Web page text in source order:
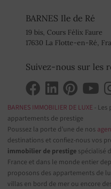
BARNES Ile de Ré
19 bis, Cours Félix Faure
17630 La Flotte-en-Ré,
Suivez-nous sur les
BARNES IMMOBILIER DE LUXE - Les
appartements de prestige
Poussez la porte d'une de nos
destinations et confiez-nous vos
immobilier de prestige spécialisé
France et dans le monde entier
proposons des appartements de
villas en bord de mer ou encore